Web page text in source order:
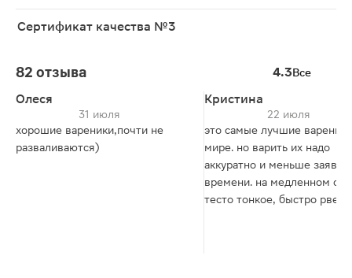
Сертификат качества №3
82 отзыва 4.3Все
Олеся
31 июля
хорошие вареники,почти не
разваливаются)
Кристина
22 июля
это самые лучшие
мире. но варить их надо
аккуратно и меньше
времени. на медленном
тесто тонкое, быстро